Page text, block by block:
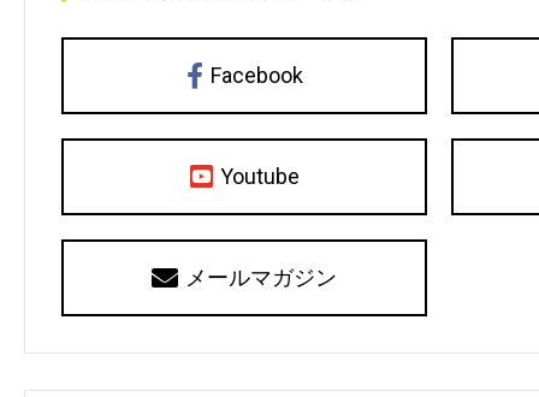
Facebook
Youtube
メールマガジン